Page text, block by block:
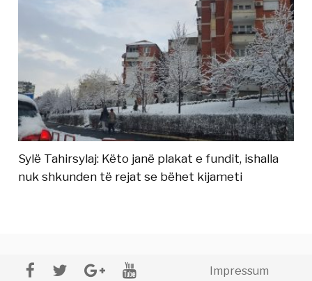
Sylë Tahirsylaj: Këto janë plakat e fundit, ishalla
nuk shkunden të rejat se bëhet kijameti
Impressum